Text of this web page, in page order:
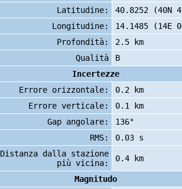
Latitudine:
40.8252 (40N
Longitudine:
14.1485 (14E
Profondità:
2.5 km
Qualità
B
Incertezze
Errore orizzontale:
0.2 km
Errore verticale:
0.1 km
Gap angolare:
136°
RMS:
0.03 s
Distanza dalla stazione
più vicina:
0.4 km
Magnitudo